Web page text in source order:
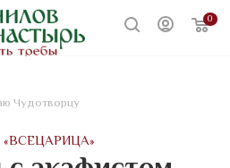
0
Чудотворцу